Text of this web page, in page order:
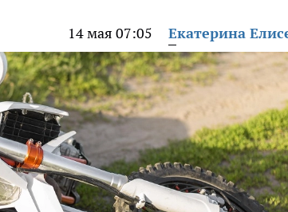
14 мая 07:05 Екатерина